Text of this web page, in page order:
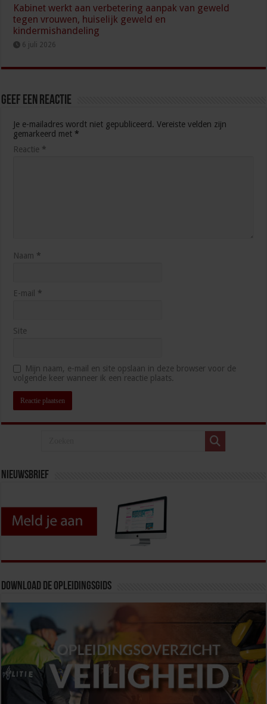
Kabinet werkt aan verbetering aanpak van geweld
tegen vrouwen, huiselijk geweld en
kindermishandeling
6 juli 2026
Geef een reactie
Je e-mailadres wordt niet gepubliceerd. Vereiste velden zijn
gemarkeerd met *
Reactie *
Naam *
E-mail *
Site
Mijn naam, e-mail en site opslaan in deze browser voor de
volgende keer wanneer ik een reactie plaats.
Nieuwsbrief
Download de opleidingsgids